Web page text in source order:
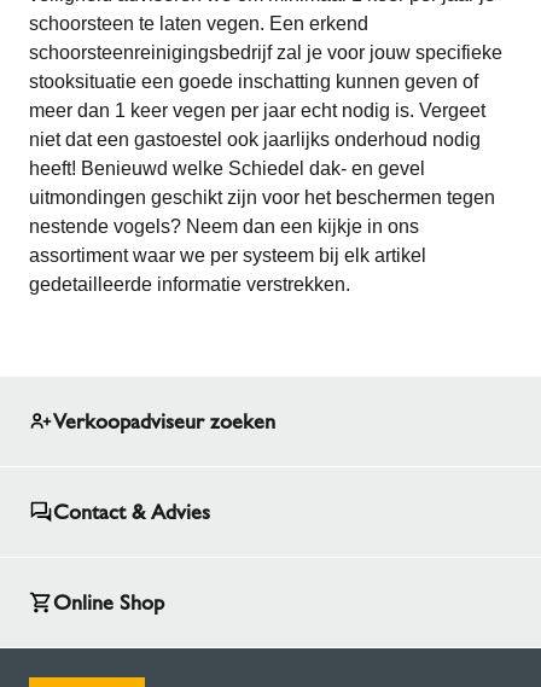
schoorsteen te laten vegen. Een erkend
schoorsteenreinigingsbedrijf zal je voor jouw specifieke
stooksituatie een goede inschatting kunnen geven of
meer dan 1 keer vegen per jaar echt nodig is. Vergeet
niet dat een gastoestel ook jaarlijks onderhoud nodig
heeft! Benieuwd welke Schiedel dak- en gevel
uitmondingen geschikt zijn voor het beschermen tegen
nestende vogels? Neem dan een kijkje in ons
assortiment waar we per systeem bij elk artikel
gedetailleerde informatie verstrekken.
Verkoopadviseur zoeken
Contact & Advies
Online Shop